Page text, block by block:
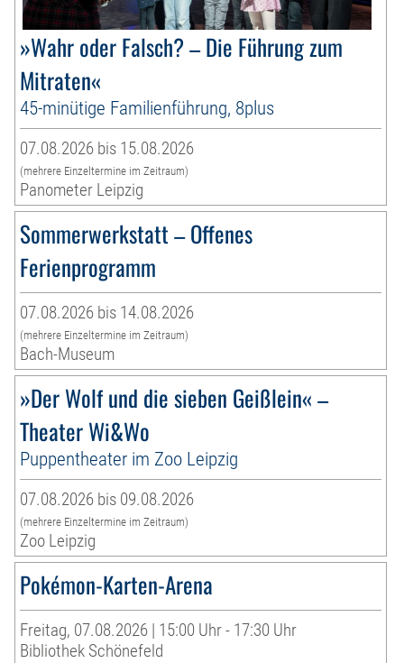
»Wahr oder Falsch? – Die Führung zum
Mitraten«
45-minütige Familienführung, 8plus
07.08.2026 bis 15.08.2026
(mehrere Einzeltermine im Zeitraum)
Panometer Leipzig
Sommerwerkstatt – Offenes
Ferienprogramm
07.08.2026 bis 14.08.2026
(mehrere Einzeltermine im Zeitraum)
Bach-Museum
»Der Wolf und die sieben Geißlein« –
Theater Wi&Wo
Puppentheater im Zoo Leipzig
07.08.2026 bis 09.08.2026
(mehrere Einzeltermine im Zeitraum)
Zoo Leipzig
Pokémon-Karten-Arena
Freitag, 07.08.2026 | 15:00 Uhr - 17:30 Uhr
Bibliothek Schönefeld